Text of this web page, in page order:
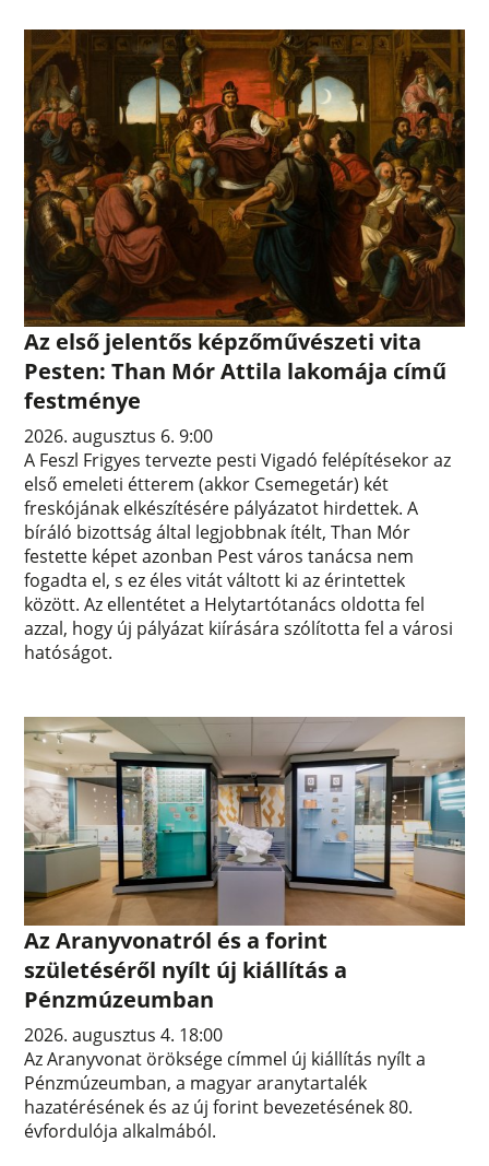
Az első jelentős képzőművészeti vita
Pesten: Than Mór Attila lakomája című
festménye
2026. augusztus 6. 9:00
A Feszl Frigyes tervezte pesti Vigadó felépítésekor az
első emeleti étterem (akkor Csemegetár) két
freskójának elkészítésére pályázatot hirdettek. A
bíráló bizottság által legjobbnak ítélt, Than Mór
festette képet azonban Pest város tanácsa nem
fogadta el, s ez éles vitát váltott ki az érintettek
között. Az ellentétet a Helytartótanács oldotta fel
azzal, hogy új pályázat kiírására szólította fel a városi
hatóságot.
Az Aranyvonatról és a forint
születéséről nyílt új kiállítás a
Pénzmúzeumban
2026. augusztus 4. 18:00
Az Aranyvonat öröksége címmel új kiállítás nyílt a
Pénzmúzeumban, a magyar aranytartalék
hazatérésének és az új forint bevezetésének 80.
évfordulója alkalmából.